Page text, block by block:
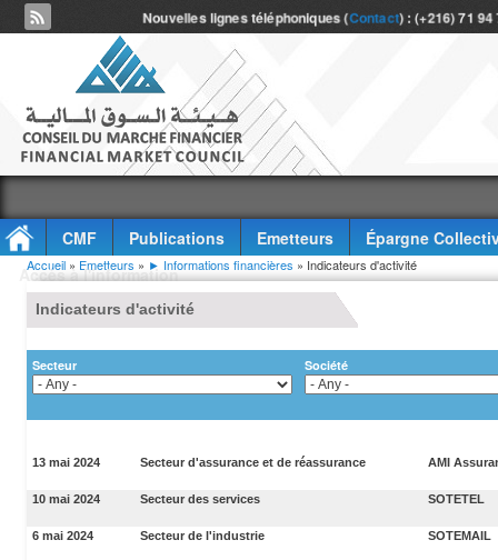
Nouvelles lignes téléphoniques (Contact) : (+216) 71
CMF Publications Emetteurs
Épargne
Accès à l'information
Vous êtes ici
Accueil » Emetteurs » ► Informations financières » Indicateurs d'activité
Indicateurs d'activité
Secteur Société
13 mai 2024 Secteur d'assurance et de réassurance AMI
10 mai 2024 Secteur des services SOTETEL
6 mai 2024 Secteur de l'industrie SOTEMAIL